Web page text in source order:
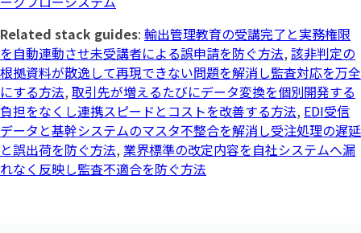
Related stack guides: 輸出管理教育の受講完了と実務権限
を自動連動させ未受講者による誤申請を防ぐ方法, 該非判定の
根拠資料が散逸して再現できない問題を解消し監査対応を万全
にする方法, 取引先が増えるたびにデータ変換を個別開発する
負担をなくし連携スピードとコストを改善する方法, EDI受信
データと基幹システムのマスタ不整合を解消し受注処理の遅延
と誤出荷を防ぐ方法, 業界標準の改定内容を自社システムへ漏
れなく反映し監査不適合を防ぐ方法